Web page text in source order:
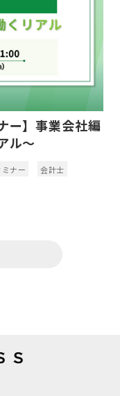
ー】事業会社編
ル～
ナー 会計士